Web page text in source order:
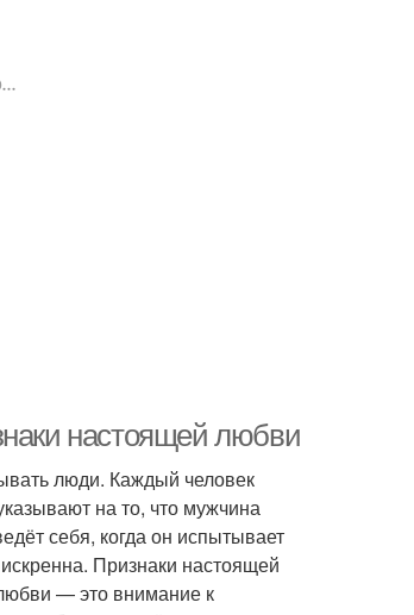
настоящей любви
люди. Каждый человек
на то, что мужчина
себя, когда он испытывает
Признаки настоящей
— это внимание к